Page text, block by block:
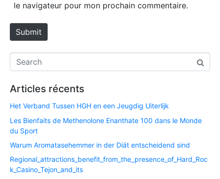
e
le navigateur pour mon prochain commentaire.
Submit
Articles récents
Het Verband Tussen HGH en een Jeugdig Uiterlijk
Les Bienfaits de Methenolone Enanthate 100 dans le Monde
du Sport
Warum Aromatasehemmer in der Diät entscheidend sind
Regional_attractions_benefit_from_the_presence_of_Hard_Roc
k_Casino_Tejon_and_its